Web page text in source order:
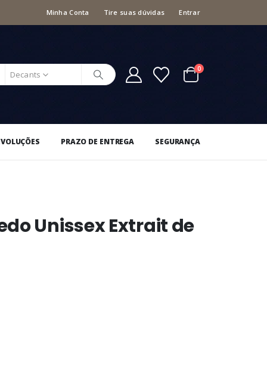
Minha Conta Tire suas dúvidas Entrar
Decants
0
PRAZO DE ENTREGA SEGURANÇA
Unissex Extrait de